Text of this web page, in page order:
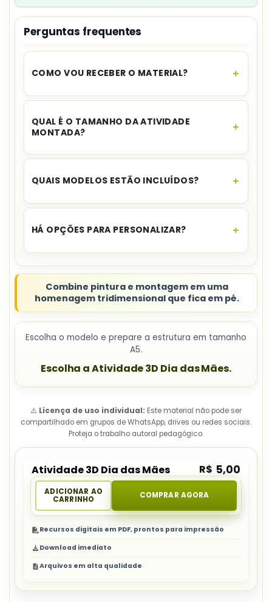
Perguntas frequentes
COMO VOU RECEBER O MATERIAL?
O acesso é instantâneo.Assim que o
para download no seu e-mail e no WhatsApp,
além de ficar disponível na sua área de cliente.
QUAL É O TAMANHO DA ATIVIDADE
MONTADA?
A estrutura pronta fica emtamanho A5,
QUAIS MODELOS ESTÃO INCLUÍDOS?
O material possuimodelos de menino e
HÁ OPÇÕES PARA PERSONALIZAR?
versão para colorir.
Combine pintura e montagem em uma
homenagem tridimensional que fica em pé.
Escolha o modelo e prepare a estrutura em tamanho
A5.
Escolha a Atividade 3D Dia das Mães.
⚠️ Licença de uso individual: Este material não pode ser
compartilhado em grupos de WhatsApp, drives ou redes sociais.
Proteja o trabalho autoral pedagógico.
Atividade 3D Dia das Mães R$ 5,00
ADICIONAR AO
CARRINHO
COMPRAR AGORA
Recursos digitais em PDF, prontos para impressão
Download imediato
Arquivos em alta qualidade